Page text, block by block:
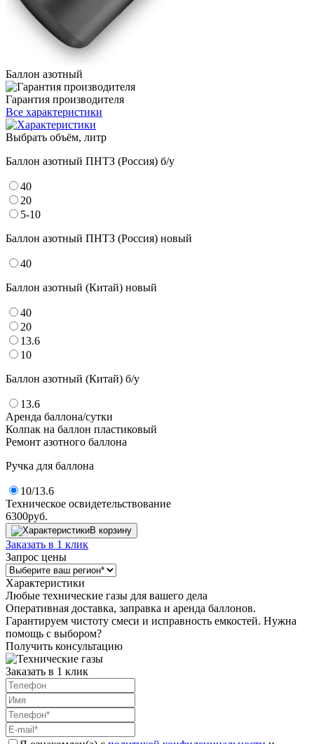
Баллон азотный
Гарантия производителя
Все характеристики
Выбрать объём, литр
Баллон азотный ПНТЗ (Россия) б/у
40
20
5-10
Баллон азотный ПНТЗ (Россия) новый
40
Баллон азотный (Китай) новый
40
20
13.6
10
Баллон азотный (Китай) б/у
13.6
Аренда баллона/сутки
Колпак на баллон пластиковый
Ремонт азотного баллона
Ручка для баллона
10/13.6
Техническое освидетельствование
6300руб.
В корзину
Заказать в 1 клик
Запрос цены
Характеристики
Любые технические газы для вашего дела
Оперативная доставка, заправка и аренда баллонов.
Гарантируем чистоту смеси и исправность емкостей. Нужна
помощь с выбором?
Получить консультацию
Заказать в 1 клик